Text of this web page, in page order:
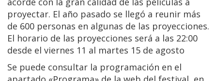
proyectar. El año pasado se llegó a reunir más
de 600 personas en algunas de las proyecciones.
El horario de las proyecciones será a las 22:00
desde el viernes 11 al martes 15 de agosto
Se puede consultar la programación en el